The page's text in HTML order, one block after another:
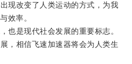
改变了人类运动的方式，为我
效率。
是现代社会发展的重要标志。
相信飞速加速器将会为人类生